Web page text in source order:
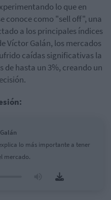
lo que en
conoce como "sell off", una
a los principales índices
Víctor Galán, los mercados
caídas significativas la
de hasta un 3%, creando un
lo más importante a tener
mercado.